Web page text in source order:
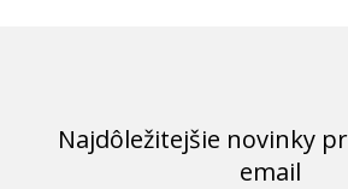
Najdôležitejšie novinky
email